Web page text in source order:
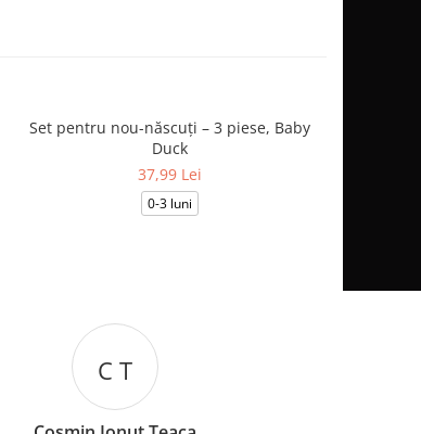
Set pentru nou-născuți – 3 piese, Baby
Duck
37,99 Lei
0-3 luni